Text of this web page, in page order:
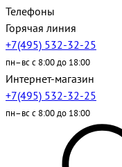
Телефоны
Горячая линия
+7(495) 532-32-25
пн–вс с 8:00 до 18:00
Интернет-магазин
+7(495) 532-32-25
пн–вс с 8:00 до 18:00